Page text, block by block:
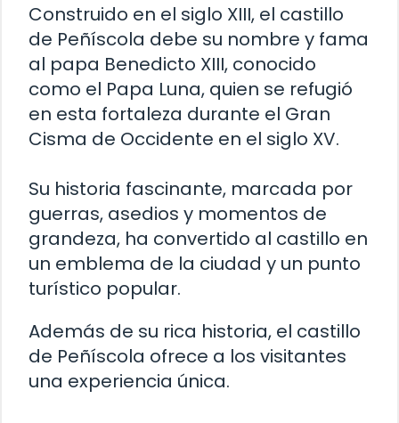
Construido en el siglo XIII, el castillo
de Peñíscola debe su nombre y fama
al papa Benedicto XIII, conocido
como el Papa Luna, quien se refugió
en esta fortaleza durante el Gran
Cisma de Occidente en el siglo XV.
Su historia fascinante, marcada por
guerras, asedios y momentos de
grandeza, ha convertido al castillo en
un emblema de la ciudad y un punto
turístico popular.
Además de su rica historia, el castillo
de Peñíscola ofrece a los visitantes
una experiencia única.